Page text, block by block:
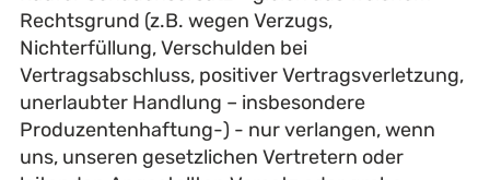
Rechtsgrund (z.B. wegen Verzugs,
Nichterfüllung, Verschulden bei
Vertragsabschluss, positiver Vertragsverletzung,
unerlaubter Handlung – insbesondere
Produzentenhaftung-) - nur verlangen, wenn
uns, unseren gesetzlichen Vertretern oder